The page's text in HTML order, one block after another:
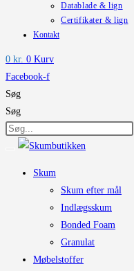
Datablade & lign
Certifikater & lign
Kontakt
0 kr. 0 Kurv
Facebook-f
Søg
Søg
Skum
Skum efter mål
Indlægsskum
Bonded Foam
Granulat
Møbelstoffer